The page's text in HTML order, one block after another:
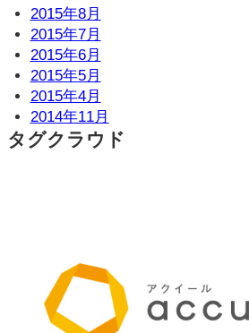
2015年8月
2015年7月
2015年6月
2015年5月
2015年4月
2014年11月
タグクラウド